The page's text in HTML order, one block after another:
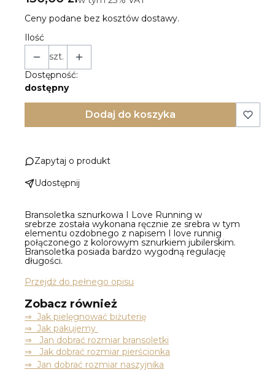
Ceny podane bez kosztów dostawy.
Ilość
szt.
Dostępność:
dostępny
Dodaj do koszyka
Zapytaj o produkt
Udostępnij
Bransoletka sznurkowa I Love Running w
srebrze została wykonana ręcznie ze srebra w tym
elementu ozdobnego z napisem I love runnig
połączonego z kolorowym sznurkiem jubilerskim.
Bransoletka posiada bardzo wygodną regulację
długości.
Przejdź do pełnego opisu
Zobacz również
⇒ Jak pielęgnować biżuterię
⇒ Jak pakujemy
⇒ Jan dobrać rozmiar bransoletki
⇒ Jak dobrać rozmiar pierścionka
⇒ Jan dobrać rozmiar naszyjnika